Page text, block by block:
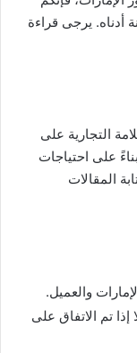
أدناه. يرجى قراءة
التجارية على
على احتياجات
المقالات
والعميل.
إذا تم الاتفاق على